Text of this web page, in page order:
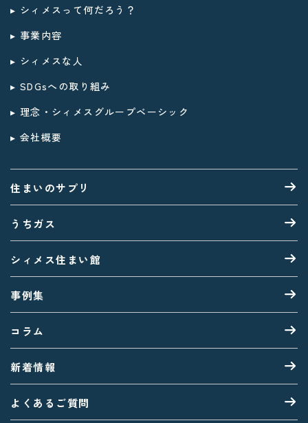
▸ シィメスって何だろう？
▸ 事業内容
▸ シィメスな人
▸ SDGsへの取り組み
▸ 理念・シィメスグループベーシック
▸ 会社概要
住まいのサプリ
うちガス
シィメス住まい館
事例集
コラム
新着情報
よくあるご質問